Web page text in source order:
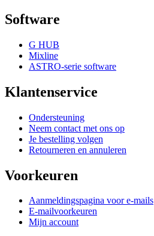
Software
G HUB
Mixline
ASTRO-serie software
Klantenservice
Ondersteuning
Neem contact met ons op
Je bestelling volgen
Retourneren en annuleren
Voorkeuren
Aanmeldingspagina voor e-mails
E-mailvoorkeuren
Mijn account